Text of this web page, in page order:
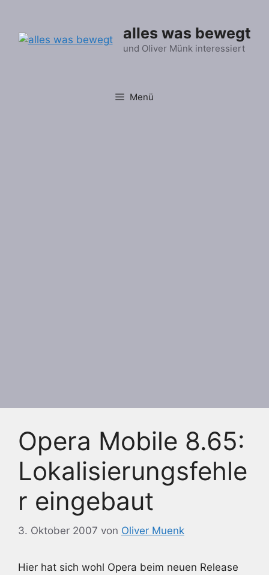
springen
alles was bewegt
und Oliver Münk interessiert
Menü
Opera Mobile 8.65:
Lokalisierungsfehle
r eingebaut
3. Oktober 2007 von Oliver Muenk
Hier hat sich wohl Opera beim neuen Release